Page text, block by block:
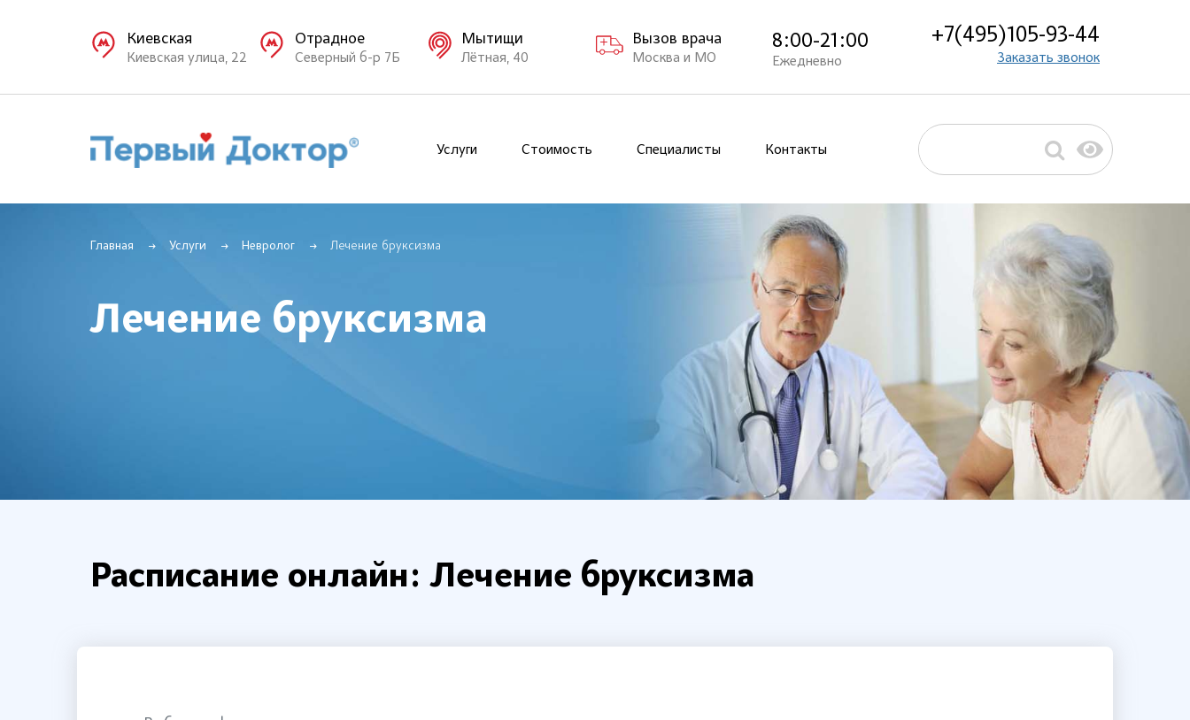
Киевская
Киевская улица, 22
Отрадное
Северный б-р 7Б
Мытищи
Лётная, 40
Вызов врача
Москва и МО
8:00-21:00
Ежедневно
+7(495)105-93-44
Заказать звонок
Услуги Стоимость Специалисты Контакты
Главная Услуги Невролог Лечение бруксизма
Лечение бруксизма
Расписание онлайн: Лечение бруксизма